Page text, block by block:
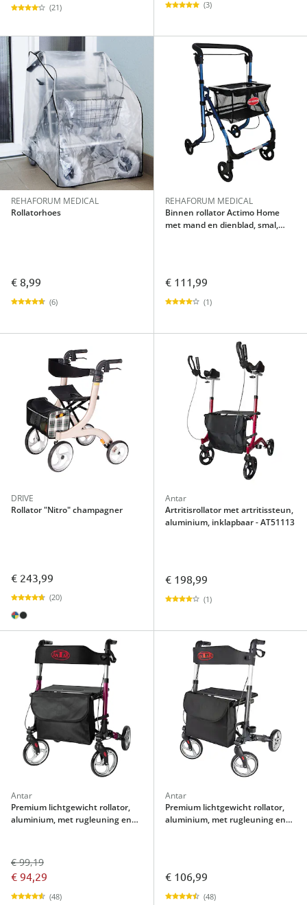
(21) (3)
REHAFORUM MEDICAL
Rollatorhoes
€ 8,99
(6)
REHAFORUM MEDICAL
Binnen rollator Actimo Home
met mand en dienblad, smal,
€ 111,99
(1)
DRIVE
Rollator "Nitro" champagner
€ 243,99
(20)
Antar
Artritisrollator met artritissteun,
aluminium, inklapbaar - AT51113
€ 198,99
(1)
Antar
Premium lichtgewicht rollator,
aluminium, met rugleuning en
€ 99,19
€ 94,29
(48)
Antar
Premium lichtgewicht rollator,
aluminium, met rugleuning en
€ 106,99
(48)